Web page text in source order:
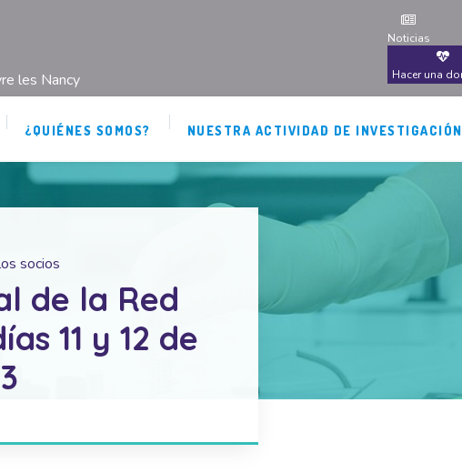
les Nancy
Noticias
Hacer una
¿QUIÉNES SOMOS? NUESTRA ACTIVIDAD DE INVESTIGACIÓN
socios
de la Red
11 y 12 de